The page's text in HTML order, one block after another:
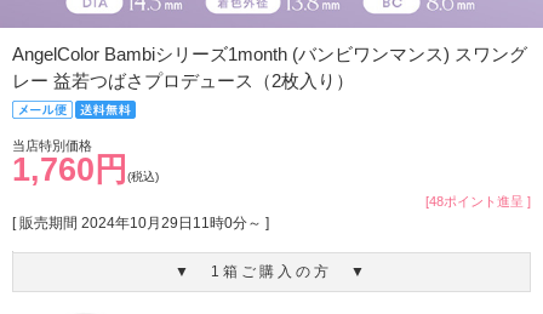
AngelColor Bambiシリーズ1month (バンビワンマンス) スワング
レー 益若つばさプロデュース（2枚入り）
当店特別価格
1,760円 (税込)
[48ポイント進呈 ]
[ 販売期間 2024年10月29日11時0分～ ]
▼ 1箱ご購入の方 ▼